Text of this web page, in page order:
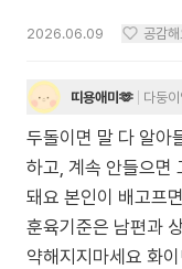
2026.06.09 공감
띠용애미🫶 다둥
두돌이면 말 다 알아
하고, 계속 안들으면
돼요 본인이 배고프
훈육기준은 남편과
약해지지마세요 화이